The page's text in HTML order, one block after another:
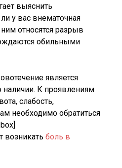
выяснить
у вас внематочная
относятся разрыв
обильными
является
наличии. К проявлениям
слабость,
необходимо обратиться
боль в